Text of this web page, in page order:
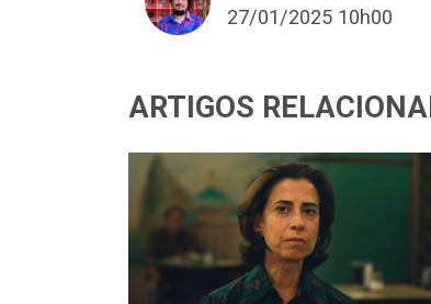
27/01/2025 10h00
ARTIGOS